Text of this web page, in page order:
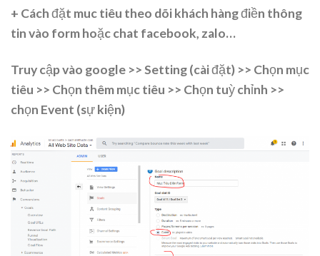
+ Cách đặt muc tiêu theo dõi khách hàng điền thông
tin vào form hoặc chat facebook, zalo…
Truy cập vào google >> Setting (cài đặt) >> Chọn mục
tiêu >> Chọn thêm mục tiêu >> Chọn tuỳ chỉnh >>
chọn Event (sự kiện)